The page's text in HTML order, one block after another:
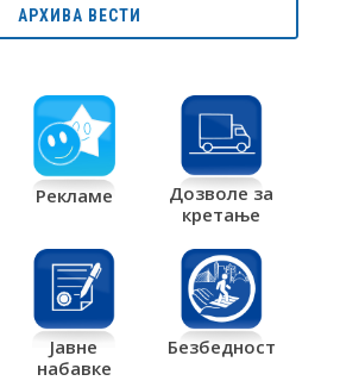
АРХИВА ВЕСТИ
Рекламе
Дозволе за
кретање
Јавне
набавке
Безбедност